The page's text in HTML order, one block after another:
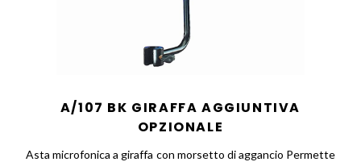
A/107 BK GIRAFFA AGGIUNTIVA
OPZIONALE
Asta microfonica a giraffa con morsetto di aggancio Permette